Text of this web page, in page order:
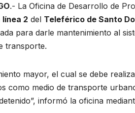
.- La Oficina de Desarrollo de
línea 2 del Teleférico de Santo
para darle mantenimiento al
transporte.
mayor, el cual se debe
como medio de transporte
informó la oficina